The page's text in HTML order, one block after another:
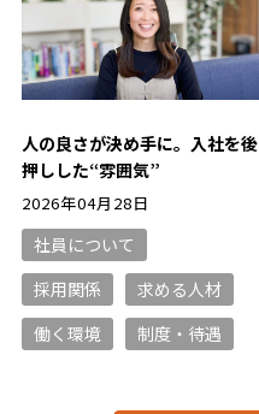
人の良さが決め手に。入社を後
押しした“雰囲気”
2026年04月28日
社員について
採用関係
求める人材
働く環境
制度・待遇